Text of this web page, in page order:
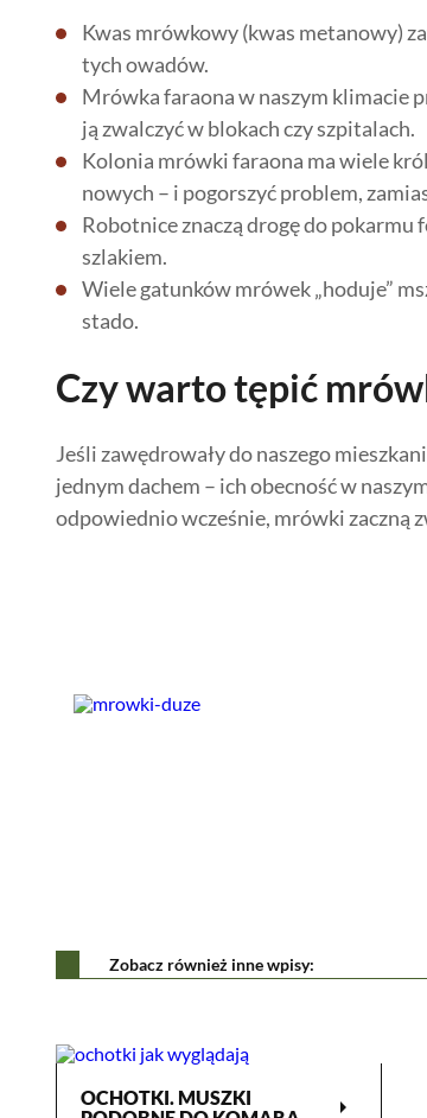
Kwas mrówkowy (kwas metanowy)
tych owadów.
Mrówka faraona w naszym klimacie
ją zwalczyć w blokach czy szpitalach.
Kolonia mrówki faraona ma wiele
nowych – i pogorszyć problem,
Robotnice znaczą drogę do
szlakiem.
Wiele gatunków mrówek „hoduje”
stado.
Czy warto tępić
Jeśli zawędrowały do naszego
jednym dachem – ich obecność w
odpowiednio wcześnie, mrówki zaczną
Zobacz również inne wpisy:
OCHOTKI. MUSZKI
arrow_right